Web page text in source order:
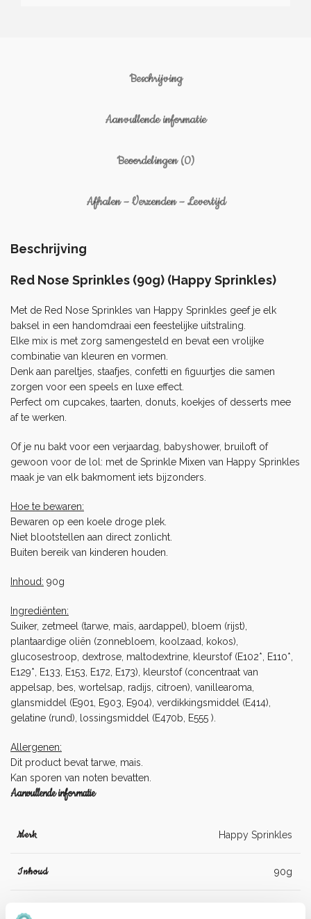
Beschrijving
Aanvullende informatie
Beoordelingen (0)
Afhalen – Verzenden – Levertijd
Beschrijving
Red Nose Sprinkles (90g) (Happy Sprinkles)
Met de Red Nose Sprinkles van Happy Sprinkles geef je elk
baksel in een handomdraai een feestelijke uitstraling.
Elke mix is met zorg samengesteld en bevat een vrolijke
combinatie van kleuren en vormen.
Denk aan pareltjes, staafjes, confetti en figuurtjes die samen
zorgen voor een speels en luxe effect.
Perfect om cupcakes, taarten, donuts, koekjes of desserts mee
af te werken.
Of je nu bakt voor een verjaardag, babyshower, bruiloft of
gewoon voor de lol: met de Sprinkle Mixen van Happy Sprinkles
maak je van elk bakmoment iets bijzonders.
Hoe te bewaren:
Bewaren op een koele droge plek.
Niet blootstellen aan direct zonlicht.
Buiten bereik van kinderen houden.
Inhoud: 90g
Ingrediënten:
Suiker, zetmeel (tarwe, maïs, aardappel), bloem (rijst),
plantaardige oliën (zonnebloem, koolzaad, kokos),
glucosestroop, dextrose, maltodextrine, kleurstof (E102*, E110*,
E129*, E133, E153, E172, E173), kleurstof (concentraat van
appelsap, bes, wortelsap, radijs, citroen), vanillearoma,
glansmiddel (E901, E903, E904), verdikkingsmiddel (E414),
gelatine (rund), lossingsmiddel (E470b, E555 ).
Allergenen:
Dit product bevat tarwe, mais.
Kan sporen van noten bevatten.
Aanvullende informatie
Merk Happy Sprinkles
Inhoud 90g